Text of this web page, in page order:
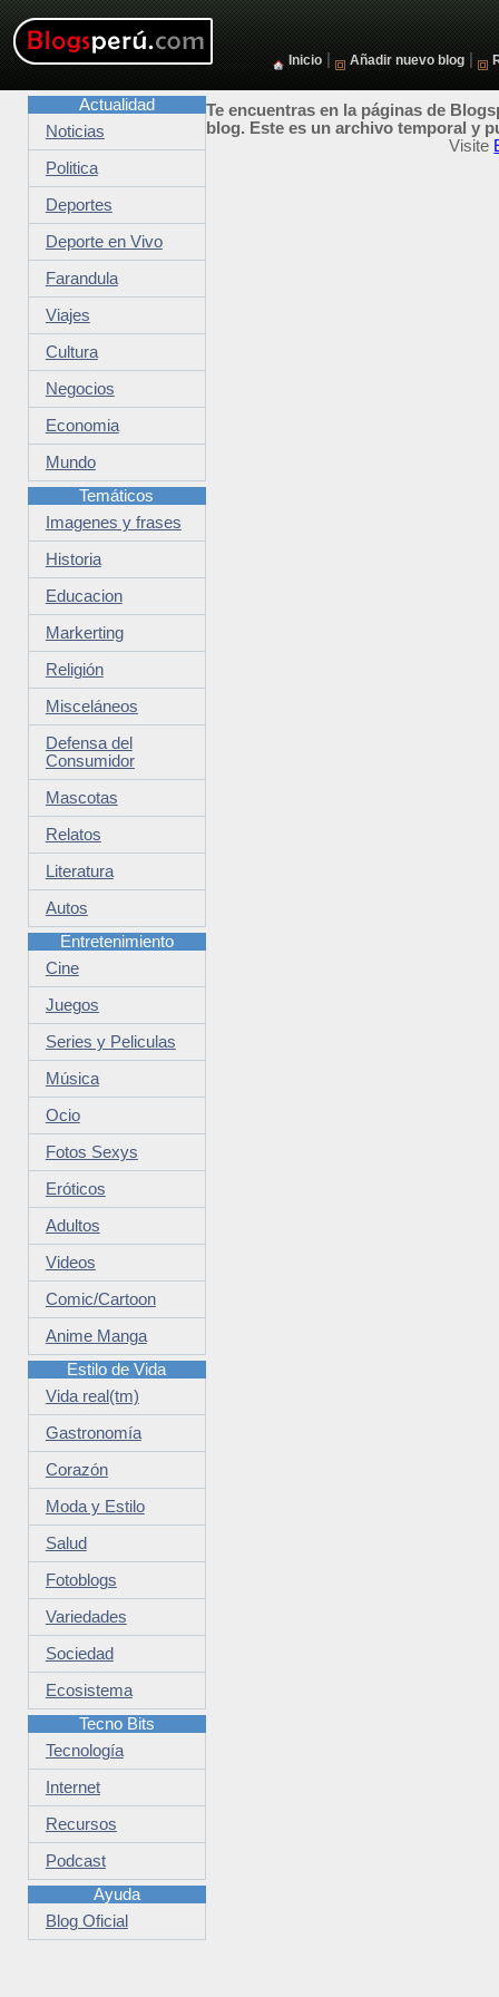
Inicio Añadir nuevo blog
Te encuentras en la páginas de
blog. Este es un archivo temporal y
Visite
Actualidad
Noticias
Politica
Deportes
Deporte en Vivo
Farandula
Viajes
Cultura
Negocios
Economia
Mundo
Temáticos
Imagenes y frases
Historia
Educacion
Markerting
Religión
Misceláneos
Defensa del
Consumidor
Mascotas
Relatos
Literatura
Autos
Entretenimiento
Cine
Juegos
Series y Peliculas
Música
Ocio
Fotos Sexys
Eróticos
Adultos
Videos
Comic/Cartoon
Anime Manga
Estilo de Vida
Vida real(tm)
Gastronomía
Corazón
Moda y Estilo
Salud
Fotoblogs
Variedades
Sociedad
Ecosistema
Tecno Bits
Tecnología
Internet
Recursos
Podcast
Ayuda
Blog Oficial